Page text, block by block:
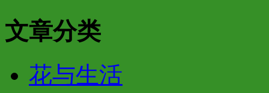
文章分类
花与生活